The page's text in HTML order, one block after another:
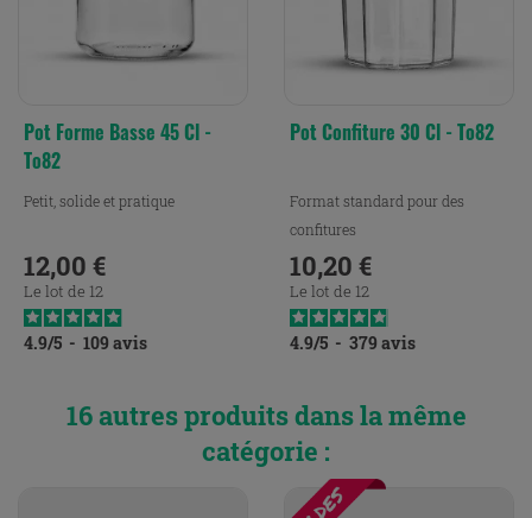
Pot Forme Basse 45 Cl -
To82
Petit, solide et pratique
Prix
12,00 €
Le lot de 12
4.9/5 - 109 avis
Pot Confiture 30 Cl - To82
Format standard pour des
confitures
Prix
10,20 €
Le lot de 12
4.9/5 - 379 avis
16 autres produits dans la même
catégorie :